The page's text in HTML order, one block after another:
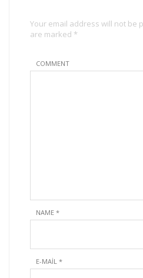
Your email address will not be
are marked *
COMMENT
NAME *
E-MAIL *